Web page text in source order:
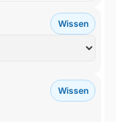
Wissen
Wissen